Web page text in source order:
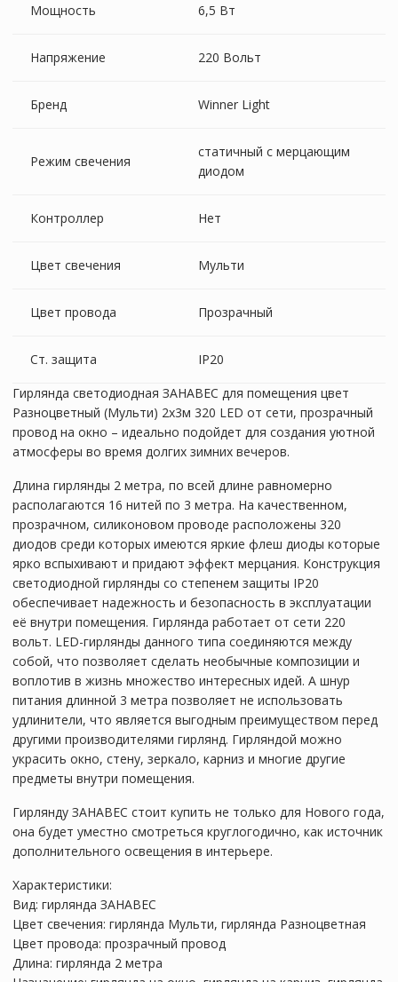
Мощность 6,5 Вт
Напряжение 220 Вольт
Бренд Winner Light
Режим свечения
статичный с мерцающим
диодом
Контроллер Нет
Цвет свечения Мульти
Цвет провода Прозрачный
Ст. защита
IP20
Гирлянда cветодиодная ЗАНАВЕС для помещения цвет
Разноцветный (Мульти) 2х3м 320 LED от сети, прозрачный
провод на окно – идеально подойдет для создания уютной
атмосферы во время долгих зимних вечеров.
Длина гирлянды 2 метра, по всей длине равномерно
располагаются 16 нитей по 3 метра. На качественном,
прозрачном, силиконовом проводе расположены 320
диодов среди которых имеются яркие флеш диоды которые
ярко вспыхивают и придают эффект мерцания. Конструкция
светодиодной гирлянды со степенем защиты IP20
обеспечивает надежность и безопасность в эксплуатации
её внутри помещения. Гирлянда работает от сети 220
вольт. LED-гирлянды данного типа соединяются между
собой, что позволяет сделать необычные композиции и
воплотив в жизнь множество интересных идей. А шнур
питания длинной 3 метра позволяет не использовать
удлинители, что является выгодным преимуществом перед
другими производителями гирлянд. Гирляндой можно
украсить окно, стену, зеркало, карниз и многие другие
предметы внутри помещения.
Гирлянду ЗАНАВЕС стоит купить не только для Нового года,
она будет уместно смотреться круглогодично, как источник
дополнительного освещения в интерьере.
Характеристики:
Вид: гирлянда ЗАНАВЕС
Цвет свечения: гирлянда Мульти, гирлянда Разноцветная
Цвет провода: прозрачный провод
Длина: гирлянда 2 метра